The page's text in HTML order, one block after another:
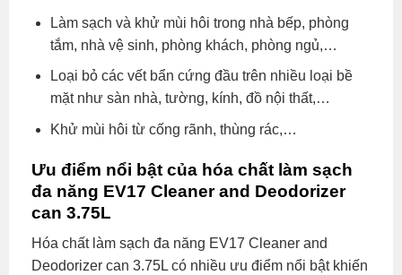
Làm sạch và khử mùi hôi trong nhà bếp, phòng
tắm, nhà vệ sinh, phòng khách, phòng ngủ,…
Loại bỏ các vết bẩn cứng đầu trên nhiều loại bề
mặt như sàn nhà, tường, kính, đồ nội thất,…
Khử mùi hôi từ cống rãnh, thùng rác,…
Ưu điểm nổi bật của hóa chất làm sạch
đa năng EV17 Cleaner and Deodorizer
can 3.75L
Hóa chất làm sạch đa năng EV17 Cleaner and
Deodorizer can 3.75L có nhiều ưu điểm nổi bật khiến